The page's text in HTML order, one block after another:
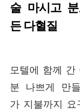
술 마시고
든 다혈질
모텔에 함께
분 나쁘게 만
가 지불까지